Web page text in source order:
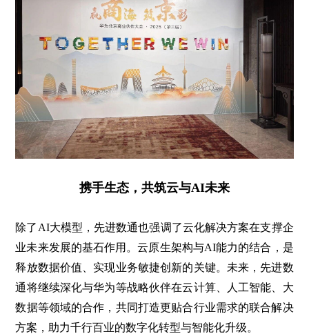
携手生态，共筑云与AI未来
除了AI大模型，先进数通也强调了云化解决方案在支撑企
业未来发展的基石作用。云原生架构与AI能力的结合，是
释放数据价值、实现业务敏捷创新的关键。未来，先进数
通将继续深化与华为等战略伙伴在云计算、人工智能、大
数据等领域的合作，共同打造更贴合行业需求的联合解决
方案，助力千行百业的数字化转型与智能化升级。